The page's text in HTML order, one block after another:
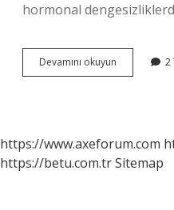
hormonal
Devamını okuyun Kadınlarda
Hormonlar
2
https://www.axeforum.com
https://betu.com.trSitemap